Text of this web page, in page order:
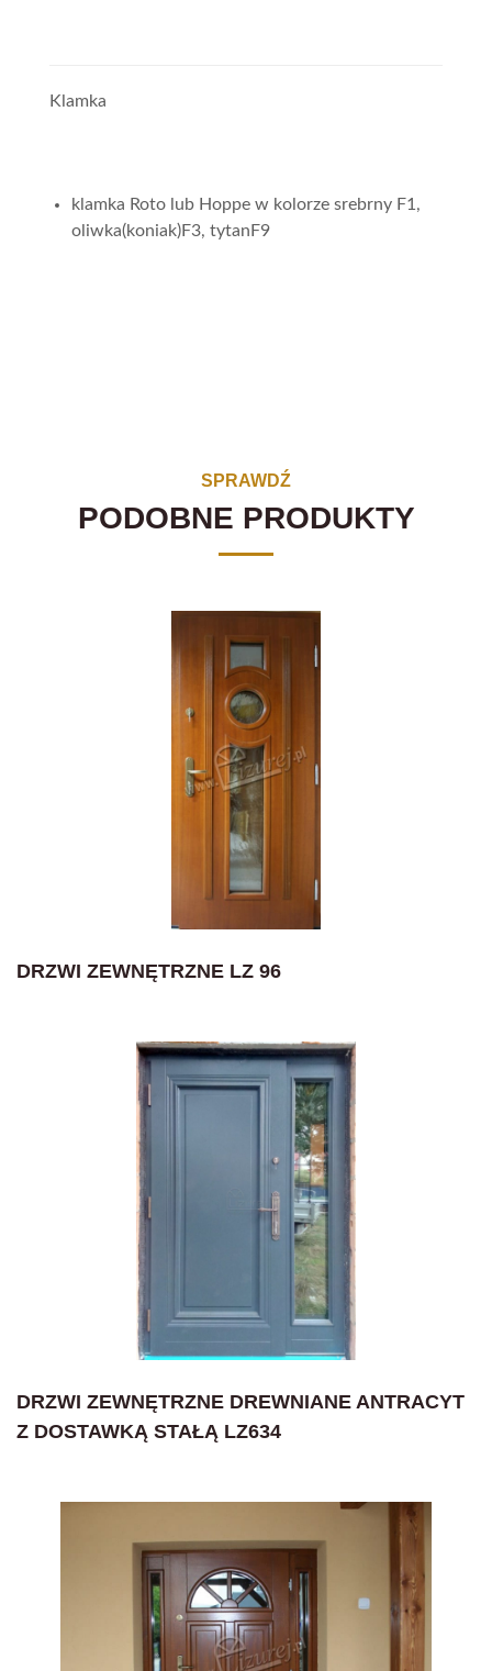
Klamka
klamka Roto lub Hoppe w kolorze srebrny F1,
oliwka(koniak)F3, tytanF9
SPRAWDŹ
PODOBNE PRODUKTY
DRZWI ZEWNĘTRZNE LZ 96
DRZWI ZEWNĘTRZNE DREWNIANE ANTRACYT
Z DOSTAWKĄ STAŁĄ LZ634